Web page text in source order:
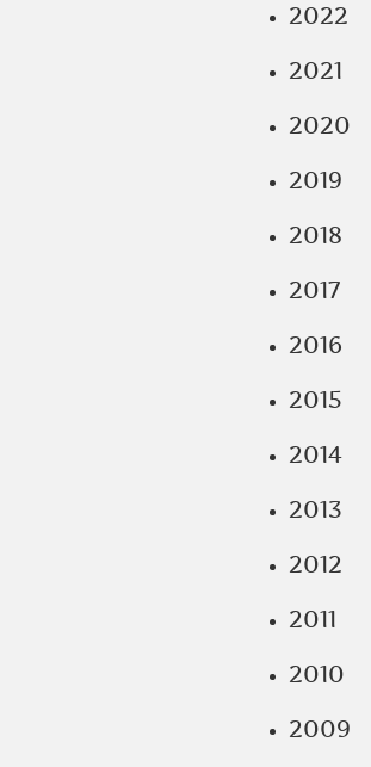
2022
2021
2020
2019
2018
2017
2016
2015
2014
2013
2012
2011
2010
2009